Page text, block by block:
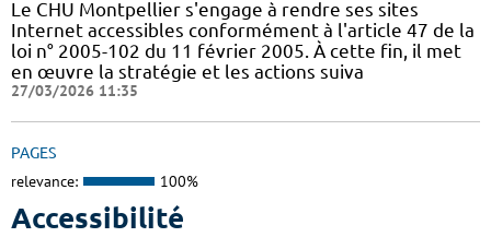
Le CHU Montpellier s'engage à rendre ses sites
Internet accessibles conformément à l'article 47 de la
loi n° 2005-102 du 11 février 2005. À cette fin, il met
en œuvre la stratégie et les actions suiva
27/03/2026 11:35
PAGES
relevance: 100%
Accessibilité